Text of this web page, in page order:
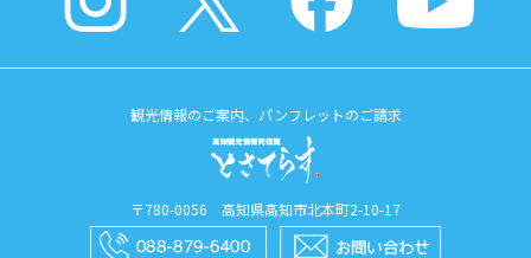
観光情報のご案内、パンフレットのご請求
〒780-0056 高知県高知市北本町2-10-17